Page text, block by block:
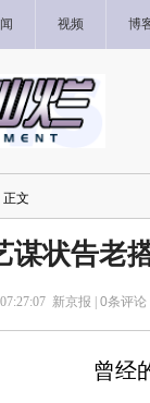
视频 博
正文
谋状告老
新京报 | 0条评论 |
曾经